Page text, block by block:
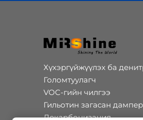
Хүхэргүйжүүлэх ба
Голомтуулагч
VOC-гийн чилгээ
Гильотин загасан дампер
Декарбонизация